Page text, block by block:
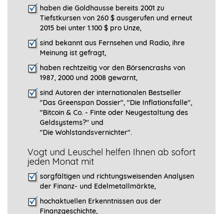
haben die Goldhausse bereits 2001 zu
Tiefstkursen von 260 $ ausgerufen und erneut
2015 bei unter 1.100 $ pro Unze,
sind bekannt aus Fernsehen und Radio, ihre
Meinung ist gefragt,
haben rechtzeitig vor den Börsencrashs von
1987, 2000 und 2008 gewarnt,
sind Autoren der internationalen Bestseller
"Das Greenspan Dossier", "Die Inflationsfalle",
"Bitcoin & Co. - Finte oder Neugestaltung des
Geldsystems?" und
"Die Wohlstandsvernichter".
Vogt und Leuschel helfen Ihnen ab sofort
jeden Monat mit
sorgfältigen und richtungsweisenden Analysen
der Finanz- und Edelmetallmärkte,
hochaktuellen Erkenntnissen aus der
Finanzgeschichte,